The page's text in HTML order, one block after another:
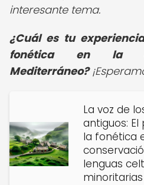
interesante tema.
¿Cuál es tu
fonética en la
Mediterráneo?
La voz de
antiguos:
la fonética
lenguas
minoritarias